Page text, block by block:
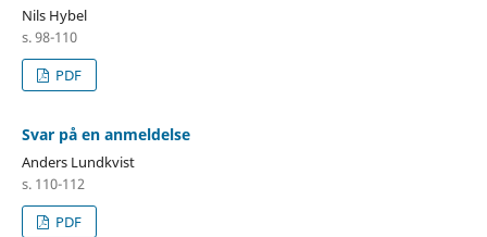
Nils Hybel
s. 98-110
PDF
Svar på en anmeldelse
Anders Lundkvist
s. 110-112
PDF